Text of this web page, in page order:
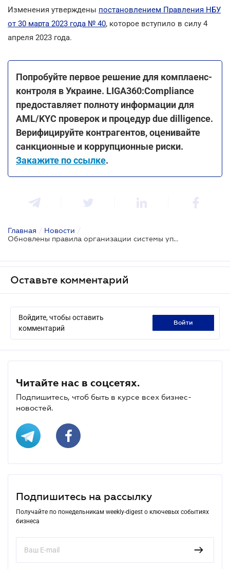
Изменения утверждены постановлением Правления НБУ
от 30 марта 2023 года № 40, которое вступило в силу 4
апреля 2023 года.
Попробуйте первое решение для комплаенс-
контроля в Украине. LIGA360:Compliance
предоставляет полноту информации для
AML/KYC проверок и процедур due dilligence.
Верифицируйте контрагентов, оценивайте
санкционные и коррупционные риски.
Закажите по ссылке.
Главная / Новости /
Обновлены правила организации системы управления рисками в банках Украины
Оставьте комментарий
Войдите, чтобы оставить
комментарий
войти
Читайте нас в соцсетях.
Подпишитесь, чтоб быть в курсе всех бизнес-
новостей.
Подпишитесь на рассылку
Получайте по понедельникам weekly-digest о ключевых событиях
бизнеса